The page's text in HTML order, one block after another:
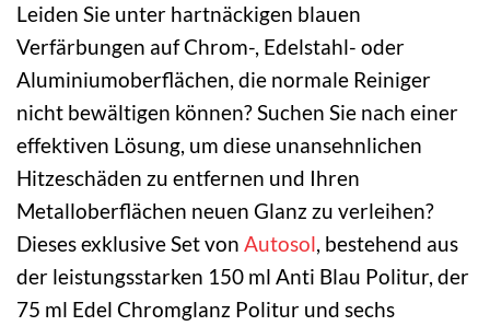
Leiden Sie unter hartnäckigen blauen
Verfärbungen auf Chrom-, Edelstahl- oder
Aluminiumoberflächen, die normale Reiniger
nicht bewältigen können? Suchen Sie nach einer
effektiven Lösung, um diese unansehnlichen
Hitzeschäden zu entfernen und Ihren
Metalloberflächen neuen Glanz zu verleihen?
Dieses exklusive Set von Autosol, bestehend aus
der leistungsstarken 150 ml Anti Blau Politur, der
75 ml Edel Chromglanz Politur und sechs